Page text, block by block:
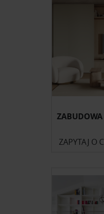
ZAPYTAJ O